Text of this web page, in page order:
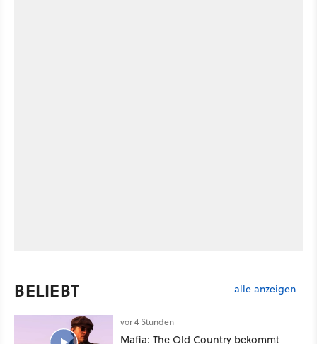
BELIEBT alle anzeigen
vor 4 Stunden
Mafia: The Old Country bekommt